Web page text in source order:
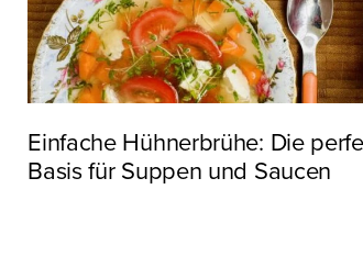
Einfache Hühnerbrühe: Die
Basis für Suppen und Saucen